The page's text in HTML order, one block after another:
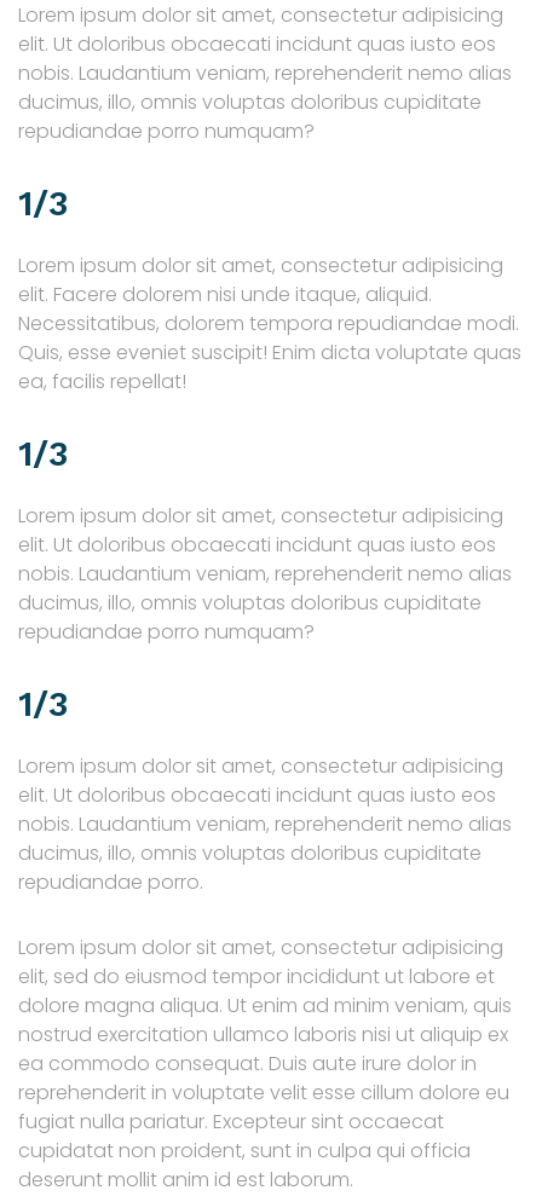
Lorem ipsum dolor sit amet, consectetur adipisicing
elit. Ut doloribus obcaecati incidunt quas iusto eos
nobis. Laudantium veniam, reprehenderit nemo alias
ducimus, illo, omnis voluptas doloribus cupiditate
repudiandae porro numquam?
1/3
Lorem ipsum dolor sit amet, consectetur adipisicing
elit. Facere dolorem nisi unde itaque, aliquid.
Necessitatibus, dolorem tempora repudiandae modi.
Quis, esse eveniet suscipit! Enim dicta voluptate quas
ea, facilis repellat!
1/3
Lorem ipsum dolor sit amet, consectetur adipisicing
elit. Ut doloribus obcaecati incidunt quas iusto eos
nobis. Laudantium veniam, reprehenderit nemo alias
ducimus, illo, omnis voluptas doloribus cupiditate
repudiandae porro numquam?
1/3
Lorem ipsum dolor sit amet, consectetur adipisicing
elit. Ut doloribus obcaecati incidunt quas iusto eos
nobis. Laudantium veniam, reprehenderit nemo alias
ducimus, illo, omnis voluptas doloribus cupiditate
repudiandae porro.
Lorem ipsum dolor sit amet, consectetur adipisicing
elit, sed do eiusmod tempor incididunt ut labore et
dolore magna aliqua. Ut enim ad minim veniam, quis
nostrud exercitation ullamco laboris nisi ut aliquip ex
ea commodo consequat. Duis aute irure dolor in
reprehenderit in voluptate velit esse cillum dolore eu
fugiat nulla pariatur. Excepteur sint occaecat
cupidatat non proident, sunt in culpa qui officia
deserunt mollit anim id est laborum.